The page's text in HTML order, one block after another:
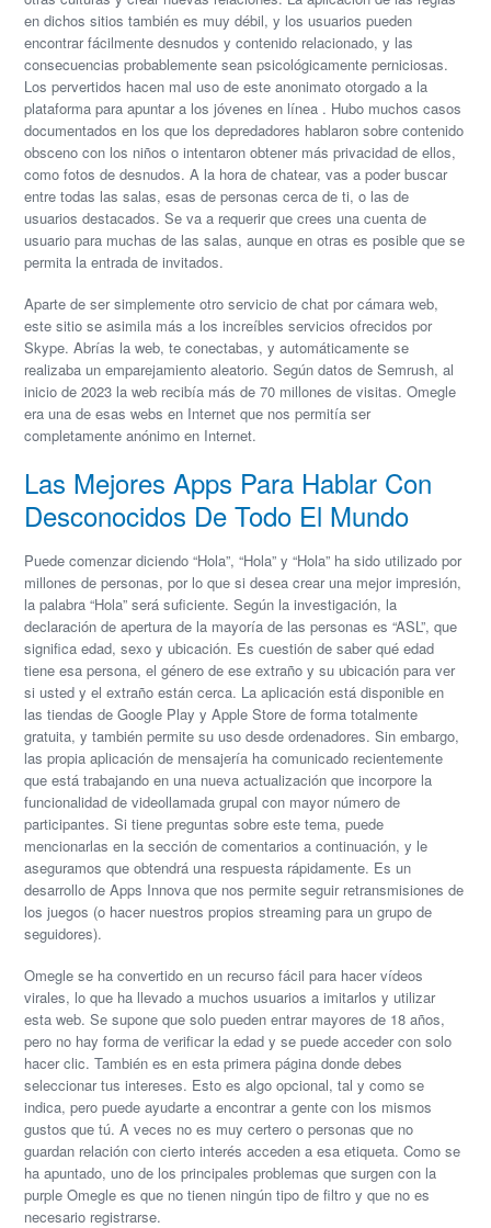
en dichos sitios también es muy débil, y los usuarios pueden
encontrar fácilmente desnudos y contenido relacionado, y las
consecuencias probablemente sean psicológicamente perniciosas.
Los pervertidos hacen mal uso de este anonimato otorgado a la
plataforma para apuntar a los jóvenes en línea . Hubo muchos casos
documentados en los que los depredadores hablaron sobre contenido
obsceno con los niños o intentaron obtener más privacidad de ellos,
como fotos de desnudos. A la hora de chatear, vas a poder buscar
entre todas las salas, esas de personas cerca de ti, o las de
usuarios destacados. Se va a requerir que crees una cuenta de
usuario para muchas de las salas, aunque en otras es posible que se
permita la entrada de invitados.
Aparte de ser simplemente otro servicio de chat por cámara web,
este sitio se asimila más a los increíbles servicios ofrecidos por
Skype. Abrías la web, te conectabas, y automáticamente se
realizaba un emparejamiento aleatorio. Según datos de Semrush, al
inicio de 2023 la web recibía más de 70 millones de visitas. Omegle
era una de esas webs en Internet que nos permitía ser
completamente anónimo en Internet.
Las Mejores Apps Para Hablar Con
Desconocidos De Todo El Mundo
Puede comenzar diciendo “Hola”, “Hola” y “Hola” ha sido utilizado por
millones de personas, por lo que si desea crear una mejor impresión,
la palabra “Hola” será suficiente. Según la investigación, la
declaración de apertura de la mayoría de las personas es “ASL”, que
significa edad, sexo y ubicación. Es cuestión de saber qué edad
tiene esa persona, el género de ese extraño y su ubicación para ver
si usted y el extraño están cerca. La aplicación está disponible en
las tiendas de Google Play y Apple Store de forma totalmente
gratuita, y también permite su uso desde ordenadores. Sin embargo,
las propia aplicación de mensajería ha comunicado recientemente
que está trabajando en una nueva actualización que incorpore la
funcionalidad de videollamada grupal con mayor número de
participantes. Si tiene preguntas sobre este tema, puede
mencionarlas en la sección de comentarios a continuación, y le
aseguramos que obtendrá una respuesta rápidamente. Es un
desarrollo de Apps Innova que nos permite seguir retransmisiones de
los juegos (o hacer nuestros propios streaming para un grupo de
seguidores).
Omegle se ha convertido en un recurso fácil para hacer vídeos
virales, lo que ha llevado a muchos usuarios a imitarlos y utilizar
esta web. Se supone que solo pueden entrar mayores de 18 años,
pero no hay forma de verificar la edad y se puede acceder con solo
hacer clic. También es en esta primera página donde debes
seleccionar tus intereses. Esto es algo opcional, tal y como se
indica, pero puede ayudarte a encontrar a gente con los mismos
gustos que tú. A veces no es muy certero o personas que no
guardan relación con cierto interés acceden a esa etiqueta. Como se
ha apuntado, uno de los principales problemas que surgen con la
purple Omegle es que no tienen ningún tipo de filtro y que no es
necesario registrarse.